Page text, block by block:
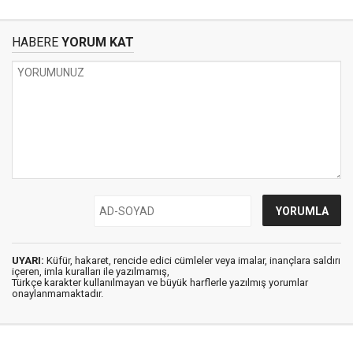
HABERE YORUM KAT
UYARI: Küfür, hakaret, rencide edici cümleler veya imalar, inançlara saldırı
içeren, imla kuralları ile yazılmamış,
Türkçe karakter kullanılmayan ve büyük harflerle yazılmış yorumlar
onaylanmamaktadır.